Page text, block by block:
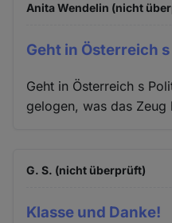
Anita Wendelin (nicht
Geht in Österreich
Geht in Österreich s
gelogen, was das Zeug
G. S. (nicht überprüft)
Klasse und Danke!